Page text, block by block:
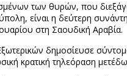
των θυρών, που
είναι η δεύτερη
στη Σαουδική Αραβία.
δημοσίευσε
κρατική τηλεόραση